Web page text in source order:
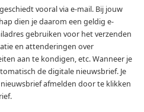
vooral via e-mail. Bij jouw
dien je daarom een geldig e-
gebruiken voor het verzenden
en attenderingen over
aan te kondigen, etc. Wanneer je
de digitale nieuwsbrief. Je
afmelden door te klikken